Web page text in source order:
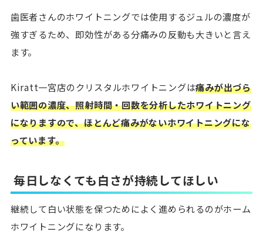
歯医者さんのホワイトニングでは使用するジュルの濃度が
強すぎるため、即効性がある分痛みの反動も大きいと言え
ます。
Kiratt一宮店のクリスタルホワイトニングは痛みが出づら
い範囲の濃度、照射時間・回数を分析したホワイトニング
になりますので、ほとんど痛みがないホワイトニングにな
っています。
毎日しなくても白さが持続してほしい
継続して白い状態を保つためによく進められるのがホーム
ホワイトニングになります。